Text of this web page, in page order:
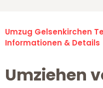
Umzug Gelsenkirchen
Informationen & Details
Umziehen